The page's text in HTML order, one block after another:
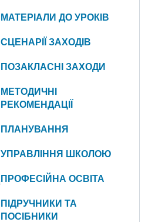
МАТЕРІАЛИ ДО УРОКІВ
СЦЕНАРІЇ ЗАХОДІВ
ПОЗАКЛАСНІ ЗАХОДИ
МЕТОДИЧНІ
РЕКОМЕНДАЦІЇ
ПЛАНУВАННЯ
УПРАВЛІННЯ ШКОЛОЮ
ПРОФЕСІЙНА ОСВІТА
ПІДРУЧНИКИ ТА
ПОСІБНИКИ